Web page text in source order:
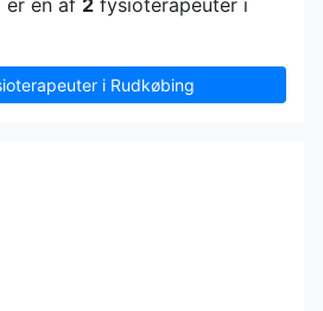
er én af 2 fysioterapeuter i
i Rudkøbing